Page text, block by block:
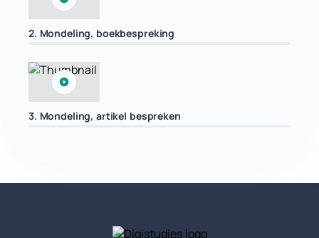
2. Mondeling, boekbespreking
3. Mondeling, artikel bespreken